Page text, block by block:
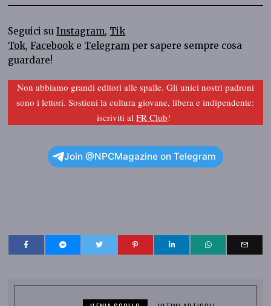
Seguici suInstagram, Tik
Tok,Facebook e Telegram per sapere sempre cosa
guardare!
Non abbiamo grandi editori alle spalle. Gli unici nostri padroni
sono i lettori. Sostieni la cultura giovane, libera e indipendente:
iscriviti alFR Club!
Join @NPCMagazine on Telegram